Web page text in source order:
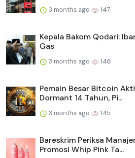
3 months ago 147
Kepala Bakom Qodari:
Gas
3 months ago 146
Pemain Besar Bitcoin
Dormant 14 Tahun, Pi...
3 months ago 145
Bareskrim Periksa
Promosi Whip Pink Ta...